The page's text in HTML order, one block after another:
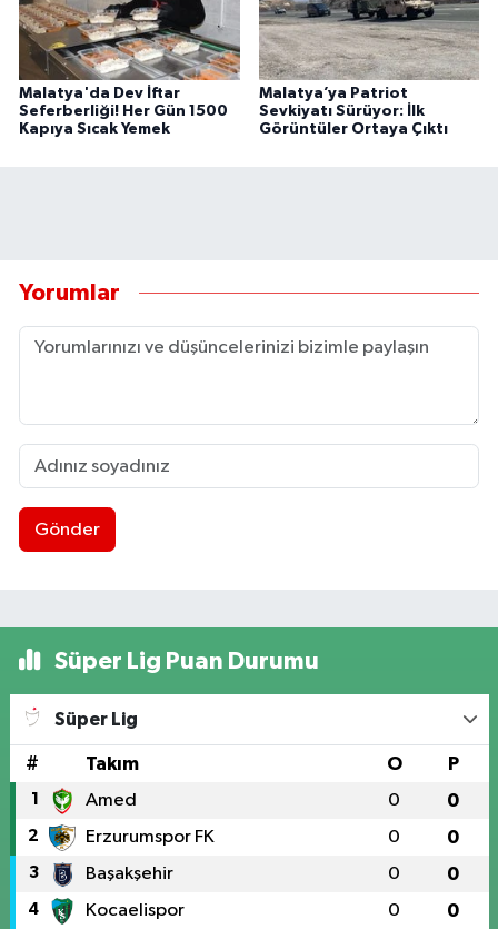
Malatya'da Dev İftar
Seferberliği! Her Gün 1500
Kapıya Sıcak Yemek
Malatya’ya Patriot
Sevkiyatı Sürüyor: İlk
Görüntüler Ortaya Çıktı
Yorumlar
Gönder
Süper Lig Puan Durumu
Süper Lig
# Takım O P
1 Amed 0 0
2 Erzurumspor FK 0 0
3 Başakşehir 0 0
4 Kocaelispor 0 0